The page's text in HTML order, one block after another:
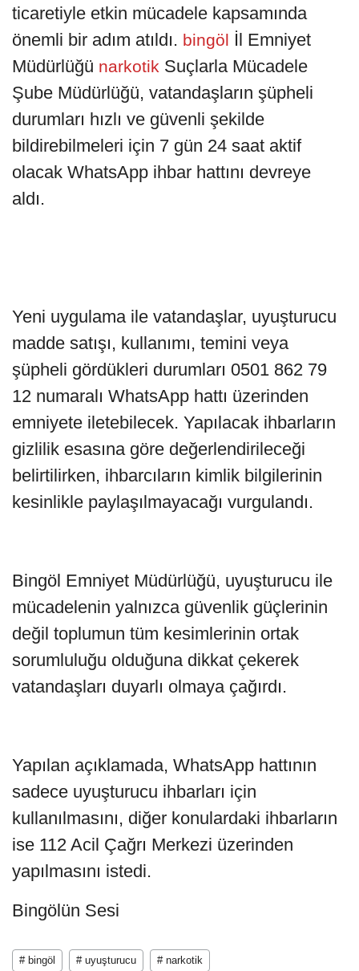
ticaretiyle etkin mücadele kapsamında
önemli bir adım atıldı. bingöl İl Emniyet
Müdürlüğü narkotik Suçlarla Mücadele
Şube Müdürlüğü, vatandaşların şüpheli
durumları hızlı ve güvenli şekilde
bildirebilmeleri için 7 gün 24 saat aktif
olacak WhatsApp ihbar hattını devreye
aldı.
Yeni uygulama ile vatandaşlar, uyuşturucu
madde satışı, kullanımı, temini veya
şüpheli gördükleri durumları 0501 862 79
12 numaralı WhatsApp hattı üzerinden
emniyete iletebilecek. Yapılacak ihbarların
gizlilik esasına göre değerlendirileceği
belirtilirken, ihbarcıların kimlik bilgilerinin
kesinlikle paylaşılmayacağı vurgulandı.
Bingöl Emniyet Müdürlüğü, uyuşturucu ile
mücadelenin yalnızca güvenlik güçlerinin
değil toplumun tüm kesimlerinin ortak
sorumluluğu olduğuna dikkat çekerek
vatandaşları duyarlı olmaya çağırdı.
Yapılan açıklamada, WhatsApp hattının
sadece uyuşturucu ihbarları için
kullanılmasını, diğer konulardaki ihbarların
ise 112 Acil Çağrı Merkezi üzerinden
yapılmasını istedi.
Bingölün Sesi
# bingöl # uyuşturucu # narkotik